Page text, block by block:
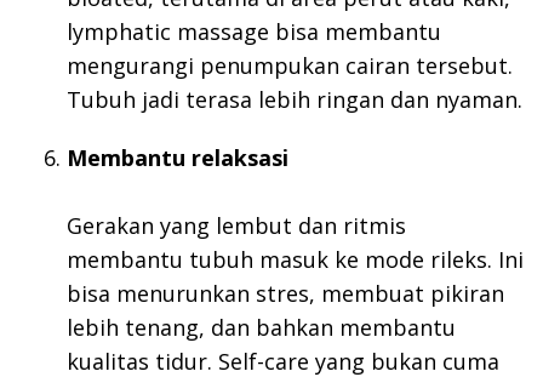
lymphatic massage bisa membantu
mengurangi penumpukan cairan tersebut.
Tubuh jadi terasa lebih ringan dan nyaman.
Membantu relaksasi
Gerakan yang lembut dan ritmis
membantu tubuh masuk ke mode rileks. Ini
bisa menurunkan stres, membuat pikiran
lebih tenang, dan bahkan membantu
kualitas tidur. Self-care yang bukan cuma